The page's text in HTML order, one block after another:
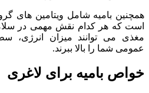
است که هر کدام نقش مهمی در
مغذی می توانند میزان انرژی،
عمومی شما را بالا ببرند.
خواص بامیه برای لاغری